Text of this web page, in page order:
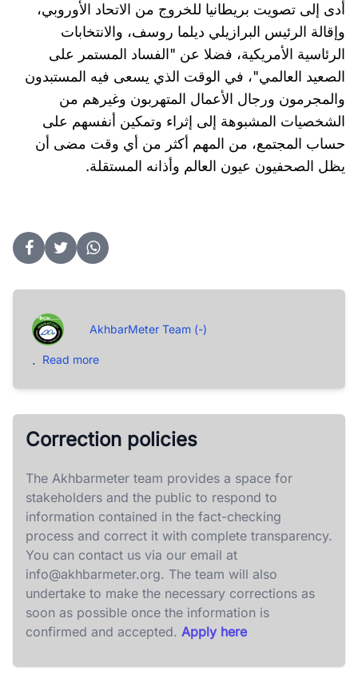
أدى إلى تصويت بريطانيا للخروج من الاتحاد الأوروبي،
وإقالة الرئيس البرازيلي ديلما روسف، والانتخابات
الرئاسية الأمريكية، فضلا عن "الفساد المستمر على
الصعيد العالمي"، في الوقت الذي يسعى فيه المستبدون
والمجرمون ورجال الأعمال المتهربون وغيرهم من
الشخصيات المشبوهة إلى إثراء وتمكين أنفسهم على
حساب المجتمع، من المهم أكثر من أي وقت مضى أن
يظل الصحفيون عيون العالم وأذانه المستقلة.
AkhbarMeter Team (-)
. Read more
Correction policies
The Akhbarmeter team provides a space for
stakeholders and the public to respond to
information contained in the fact-checking
process and correct it with complete transparency.
You can contact us via our email at
info@akhbarmeter.org. The team will also
undertake to make the necessary corrections as
soon as possible once the information is
confirmed and accepted. Apply here